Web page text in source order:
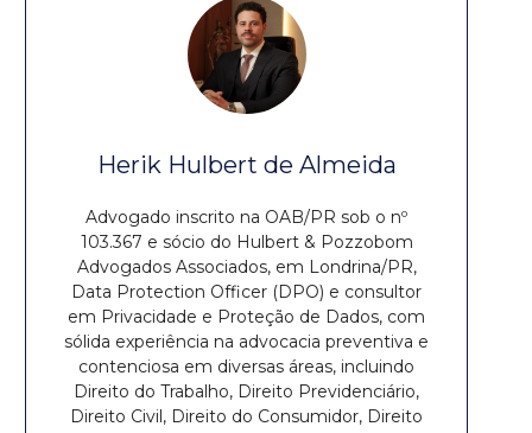
Herik Hulbert de Almeida
Advogado inscrito na OAB/PR sob o nº
103.367 e sócio do Hulbert & Pozzobom
Advogados Associados, em Londrina/PR,
Data Protection Officer (DPO) e consultor
em Privacidade e Proteção de Dados, com
sólida experiência na advocacia preventiva e
contenciosa em diversas áreas, incluindo
Direito do Trabalho, Direito Previdenciário,
Direito Civil, Direito do Consumidor, Direito